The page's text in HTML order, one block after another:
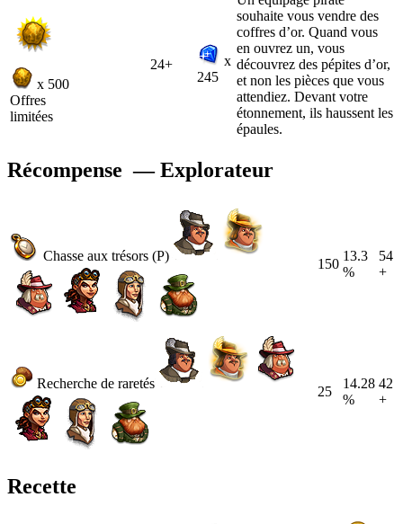
x 500
Offres
limitées
24+
x
245
souhaite vous vendre des
coffres d’or. Quand vous
en ouvrez un, vous
découvrez des pépites d’or,
et non les pièces que vous
attendiez. Devant votre
étonnement, ils haussent les
épaules.
Récompense — Explorateur
Chasse aux trésors (P)
150
13.3
%
54
+
Recherche de raretés
25
14.28
%
42
+
Recette